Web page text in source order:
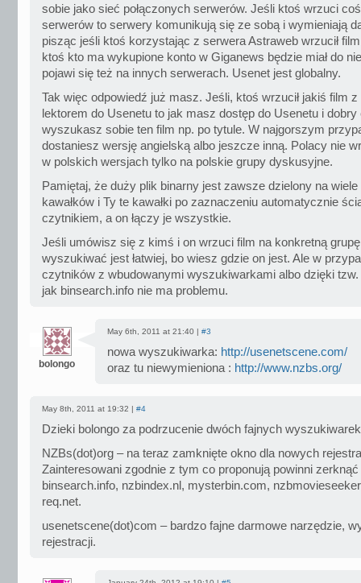
sobie jako sieć połączonych serwerów. Jeśli ktoś wrzuci
serwerów to serwery komunikują się ze sobą i wymieniają
pisząc jeśli ktoś korzystając z serwera Astraweb wrzucił
ktoś kto ma wykupione konto w Giganews będzie miał do
pojawi się też na innych serwerach. Usenet jest globalny.
Tak więc odpowiedź już masz. Jeśli, ktoś wrzucił jakiś film
lektorem do Usenetu to jak masz dostęp do Usenetu i
wyszukasz sobie ten film np. po tytule. W najgorszym
dostaniesz wersję angielską albo jeszcze inną. Polacy nie
w polskich wersjach tylko na polskie grupy dyskusyjne.
Pamiętaj, że duży plik binarny jest zawsze dzielony na wiele
kawałków i Ty te kawałki po zaznaczeniu automatycznie
czytnikiem, a on łączy je wszystkie.
Jeśli umówisz się z kimś i on wrzuci film na konkretną
wyszukiwać jest łatwiej, bo wiesz gdzie on jest. Ale w
czytników z wbudowanymi wyszukiwarkami albo dzięki
jak binsearch.info nie ma problemu.
bolongo
May 6th, 2011 at 21:40 | #3
nowa wyszukiwarka: http://usenetscene.com/
oraz tu niewymieniona : http://www.nzbs.org/
May 8th, 2011 at 19:32 | #4
Dzieki bolongo za podrzucenie dwóch fajnych
NZBs(dot)org – na teraz zamknięte okno dla nowych
Zainteresowani zgodnie z tym co proponują powinni
binsearch.info, nzbindex.nl, mysterbin.com,
req.net.
usenetscene(dot)com – bardzo fajne darmowe narzędzie,
rejestracji.